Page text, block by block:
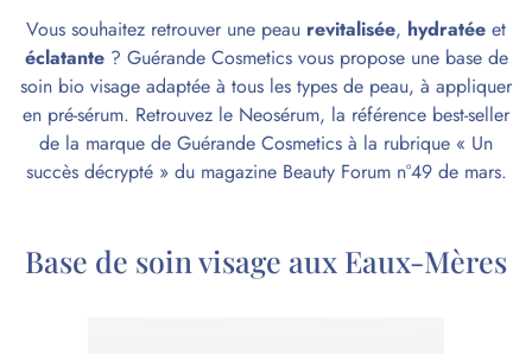
Vous souhaitez retrouver une peau revitalisée, hydratée et
éclatante? Guérande Cosmetics vous propose une base de
soin bio visage adaptée à tous les types de peau, à appliquer
en pré-sérum. Retrouvez le Neosérum, la référence best-seller
de la marque de Guérande Cosmetics à la rubrique « Un
succès décrypté » du magazine Beauty Forum n°49 de mars.
Base de soin visage aux Eaux-Mères